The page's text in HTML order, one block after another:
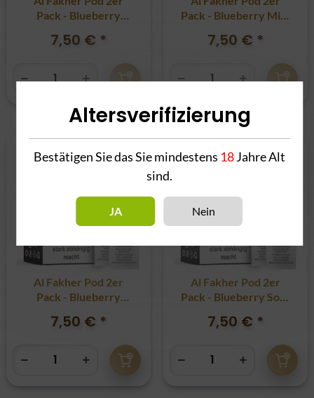
Pack - Blueberry
7,50 € *
Pack - Blueberry Mint
7,50 € *
Al Fakher Pod 2er
Pack - Blueberry
7,50 € *
Al Fakher Pod 2er
Pack - Blueberry Sour
7,50 € *
Altersverifizierung
Bestätigen Sie das Sie mindestens 18Jahre Alt
sind.
JA Nein